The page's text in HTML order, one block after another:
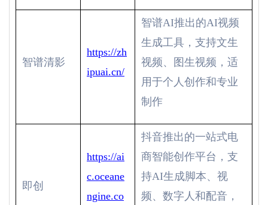
智谱清影
https://zh
ipuai.cn/
智谱AI推出的AI视频
生成工具，支持文生
视频、图生视频，适
用于个人创作和专业
制作
即创
https://ai
c.oceane
ngine.co
抖音推出的一站式电
商智能创作平台，支
持AI生成脚本、视
频、数字人和配音，